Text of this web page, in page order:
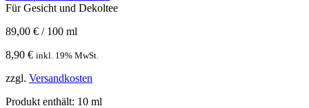
Für Gesicht und Dekoltee
89,00 € / 100 ml
8,90 € inkl. 19% MwSt.
zzgl. Versandkosten
Produkt enthält: 10 ml